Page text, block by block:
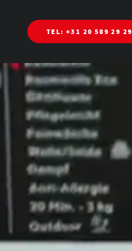
TEL: +31 20 589 29 29